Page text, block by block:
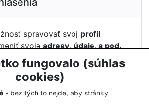
fungovalo (súhlas
cookies)
- bez tých to nejde, aby stránky
spravovať svoj profil
svoje adresy, údaje, a pod.
svojich
objednávok
nechaťstrážiť cenu